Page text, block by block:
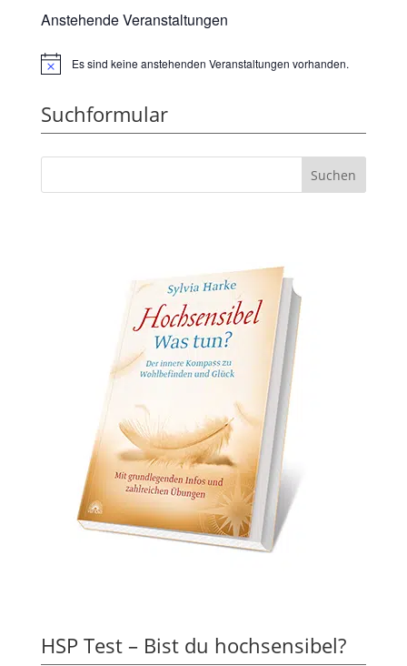
Anstehende Veranstaltungen
HinweisEs sind keine anstehenden Veranstaltungen vorhanden.
Suchformular
HSP Test – Bist du hochsensibel?